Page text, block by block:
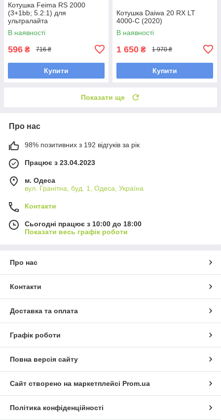
Котушка Feima RS 2000
(3+1bb; 5.2:1) для
ультралайта
В наявності
596 ₴ 716 ₴
Купити
Котушка Daiwa 20 RX LT
4000-C (2020)
В наявності
1 650 ₴ 1 970 ₴
Купити
Показати ще
Про нас
98% позитивних з 192 відгуків за рік
Працює з 23.04.2023
м. Одеса
вул. Гранітна, буд. 1, Одеса, Україна
Контакти
Сьогодні працює з 10:00 до 18:00
Показати весь графік роботи
Про нас
Контакти
Доставка та оплата
Графік роботи
Повна версія сайту
Сайт створено на маркетплейсі Prom.ua
Політика конфіденційності